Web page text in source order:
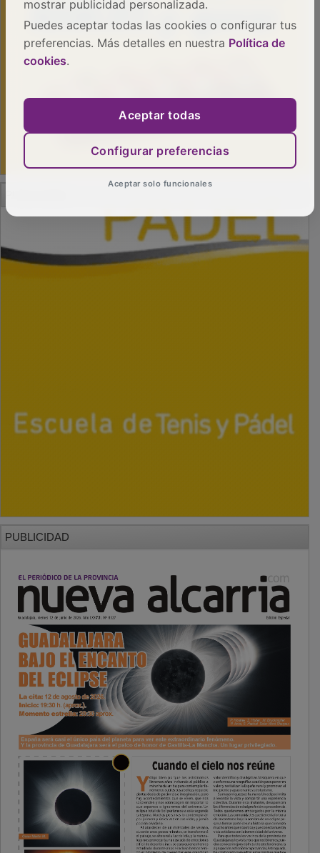
PUBLICIDAD
mostrar publicidad personalizada.
Puedes aceptar todas las cookies o configurar tus
preferencias. Más detalles en nuestra Política de
cookies.
Aceptar todas
Configurar preferencias
Aceptar solo funcionales